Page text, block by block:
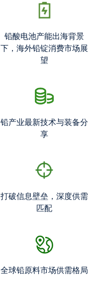
铅酸电池产能出海背景
下，海外铅锭消费市场展
望
铅产业最新技术与装备分
享
打破信息壁垒，深度供需
匹配
全球铅原料市场供需格局